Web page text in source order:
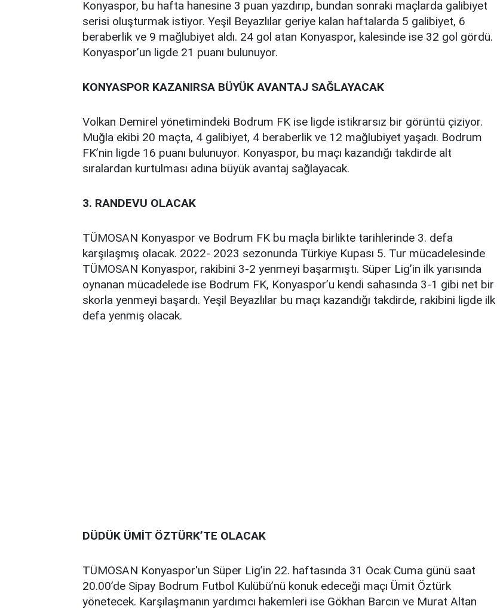
Konyaspor, bu hafta hanesine 3 puan yazdırıp, bundan sonraki maçlarda galibiyet
serisi oluşturmak istiyor. Yeşil Beyazlılar geriye kalan haftalarda 5 galibiyet, 6
beraberlik ve 9 mağlubiyet aldı. 24 gol atan Konyaspor, kalesinde ise 32 gol gördü.
Konyaspor’un ligde 21 puanı bulunuyor.
KONYASPOR KAZANIRSA BÜYÜK AVANTAJ SAĞLAYACAK
Volkan Demirel yönetimindeki Bodrum FK ise ligde istikrarsız bir görüntü çiziyor.
Muğla ekibi 20 maçta, 4 galibiyet, 4 beraberlik ve 12 mağlubiyet yaşadı. Bodrum
FK’nin ligde 16 puanı bulunuyor. Konyaspor, bu maçı kazandığı takdirde alt
sıralardan kurtulması adına büyük avantaj sağlayacak.
3. RANDEVU OLACAK
TÜMOSAN Konyaspor ve Bodrum FK bu maçla birlikte tarihlerinde 3. defa
karşılaşmış olacak. 2022- 2023 sezonunda Türkiye Kupası 5. Tur mücadelesinde
TÜMOSAN Konyaspor, rakibini 3-2 yenmeyi başarmıştı. Süper Lig’in ilk yarısında
oynanan mücadelede ise Bodrum FK, Konyaspor’u kendi sahasında 3-1 gibi net bir
skorla yenmeyi başardı. Yeşil Beyazlılar bu maçı kazandığı takdirde, rakibini ligde ilk
defa yenmiş olacak.
DÜDÜK ÜMİT ÖZTÜRK’TE OLACAK
TÜMOSAN Konyaspor'un Süper Lig’in 22. haftasında 31 Ocak Cuma günü saat
20.00’de Sipay Bodrum Futbol Kulübü’nü konuk edeceği maçı Ümit Öztürk
yönetecek. Karşılaşmanın yardımcı hakemleri ise Gökhan Barcın ve Murat Altan